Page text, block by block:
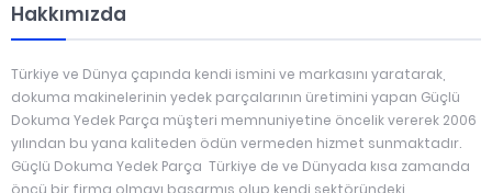
Hakkımızda
Türkiye ve Dünya çapında kendi ismini ve markasını yaratarak,
dokuma makinelerinin yedek parçalarının üretimini yapan Güçlü
Dokuma Yedek Parça müşteri memnuniyetine öncelik vererek 2006
yılından bu yana kaliteden ödün vermeden hizmet sunmaktadır.
Güçlü Dokuma Yedek Parça Türkiye de ve Dünyada kısa zamanda